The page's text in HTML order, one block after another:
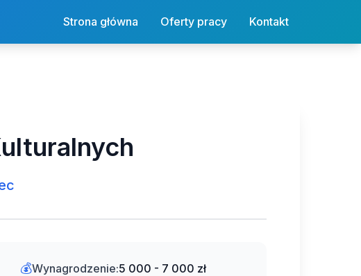
Strona główna Oferty pracy Kontakt
💰Wynagrodzenie:5 000 - 7 000 zł